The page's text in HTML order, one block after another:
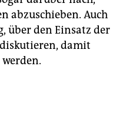
abzuschieben. Auch
über den Einsatz der
damit